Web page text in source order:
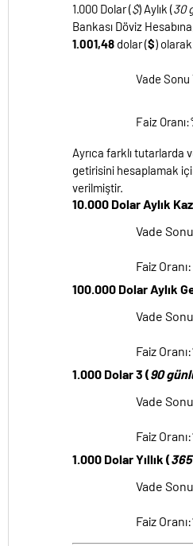
1.000 Dolar ($) Aylık (30
Bankası Döviz
1.001,48 dolar ($)
Vade Sonu
Faiz
Ayrıca farklı tutarlarda
getirisini hesaplamak
verilmiştir.
10.000 Dolar Aylık
Vade
Faiz
100.000 Dolar Aylık
Vade
Faiz
1.000 Dolar 3 (90
Vade
Faiz
1.000 Dolar Yıllık (
Vade
Faiz